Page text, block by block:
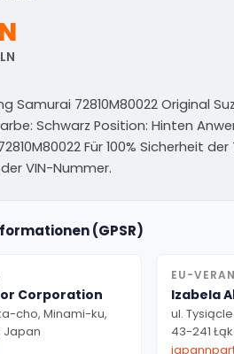
Samurai 72810M80022 Original
Schwarz Position: Hinten
Für 100% Sicherheit
VIN-Nummer.
(GPSR)
Corporation
cho, Minami-ku,
Japan
EU-
Izabela
ul.
43-241